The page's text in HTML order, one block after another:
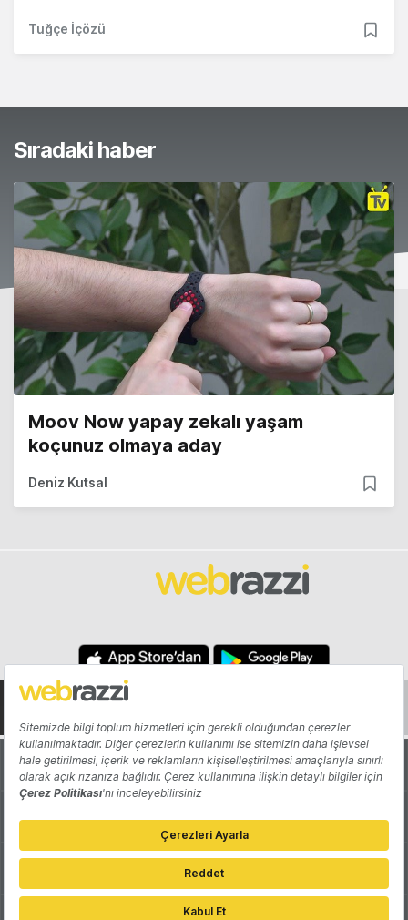
Tuğçe İçözü
Sıradaki haber
Moov Now yapay zekalı yaşam
koçunuz olmaya aday
Deniz Kutsal
Hakkında Yazarlar
Katkıda Bulun Reklam